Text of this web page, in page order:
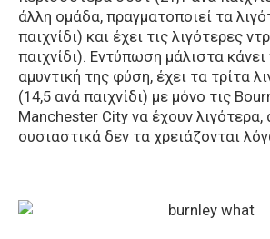
άλλη ομάδα, πραγματοποιεί τα
παιχνίδι) και έχει τις λιγότερες
παιχνίδι). Εντύπωση μάλιστα
αμυντική της φύση, έχει τα τρίτα
(14,5 ανά παιχνίδι) με μόνο τις
Manchester City να έχουν λιγότερα,
ουσιαστικά δεν τα χρειάζονται